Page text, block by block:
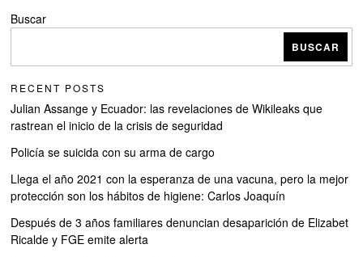
Buscar
BUSCAR
RECENT POSTS
Julian Assange y Ecuador: las revelaciones de Wikileaks que
rastrean el inicio de la crisis de seguridad
Policía se suicida con su arma de cargo
Llega el año 2021 con la esperanza de una vacuna, pero la mejor
protección son los hábitos de higiene: Carlos Joaquín
Después de 3 años familiares denuncian desaparición de Elizabet
Ricalde y FGE emite alerta